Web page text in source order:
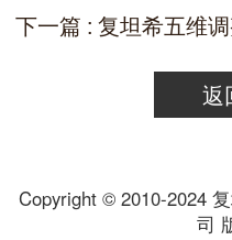
返
Copyright © 2010-2024
司